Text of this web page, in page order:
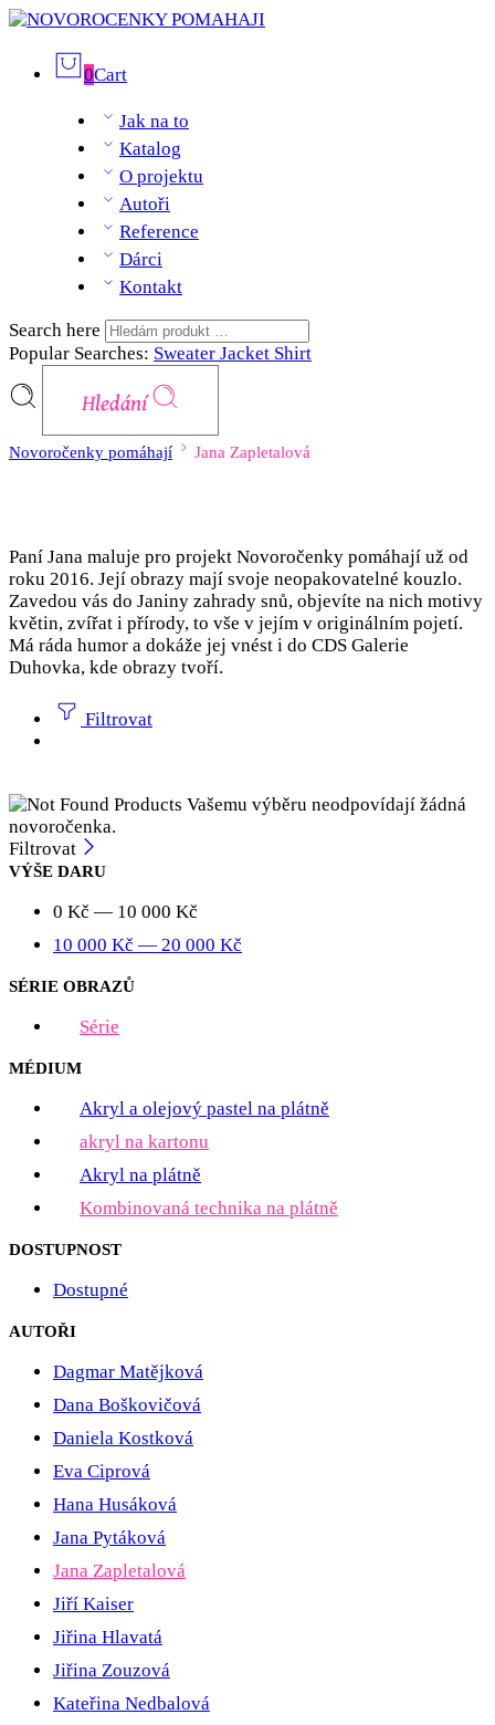
0Cart
Jak na to
Katalog
O projektu
Autoři
Reference
Dárci
Kontakt
Search here
Popular Searches: Sweater Jacket Shirt
Hledání
Novoročenky pomáhají Jana Zapletalová
Paní Jana maluje pro projekt Novoročenky pomáhají už od
roku 2016. Její obrazy mají svoje neopakovatelné kouzlo.
Zavedou vás do Janiny zahrady snů, objevíte na nich motivy
květin, zvířat i přírody, to vše v jejím v originálním pojetí.
Má ráda humor a dokáže jej vnést i do CDS Galerie
Duhovka, kde obrazy tvoří.
Filtrovat
Vašemu výběru neodpovídají žádná
novoročenka.
Filtrovat
VÝŠE DARU
0 Kč — 10 000 Kč
10 000 Kč — 20 000 Kč
SÉRIE OBRAZŮ
Série
MÉDIUM
Akryl a olejový pastel na plátně
akryl na kartonu
Akryl na plátně
Kombinovaná technika na plátně
DOSTUPNOST
Dostupné
AUTOŘI
Dagmar Matějková
Dana Boškovičová
Daniela Kostková
Eva Ciprová
Hana Husáková
Jana Pytáková
Jana Zapletalová
Jiří Kaiser
Jiřina Hlavatá
Jiřina Zouzová
Kateřina Nedbalová